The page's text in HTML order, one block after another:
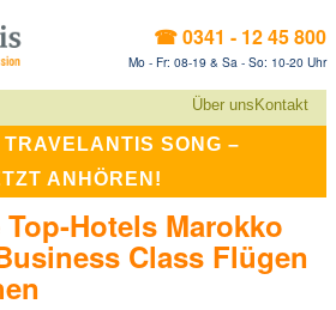
☎ 0341 - 12 45 800
Mo - Fr: 08-19 & Sa - So: 10-20 Uhr
Über uns Kontakt
TRAVELANTIS SONG –
ANHÖREN!
Hotels Marokko
Class Flügen